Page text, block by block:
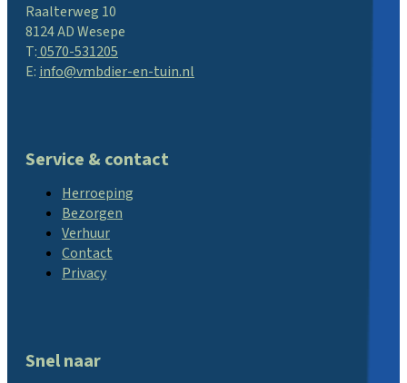
Raalterweg 10
8124 AD Wesepe
T:0570-531205
E: info@vmbdier-en-tuin.nl
Service & contact
Herroeping
Bezorgen
Verhuur
Contact
Privacy
Snel naar